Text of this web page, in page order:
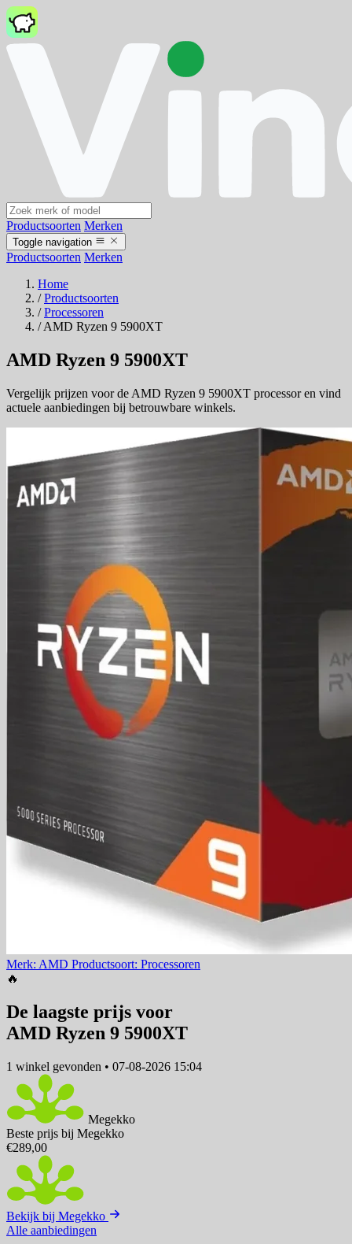
Productsoorten Merken
Toggle navigation
Productsoorten Merken
Home
/ Productsoorten
/ Processoren
/ AMD Ryzen 9 5900XT
AMD Ryzen 9 5900XT
Vergelijk prijzen voor de AMD Ryzen 9 5900XT processor en vind
actuele aanbiedingen bij betrouwbare winkels.
Merk: AMD Productsoort: Processoren
🔥
De laagste prijs voor
AMD Ryzen 9 5900XT
1 winkel gevonden • 07-08-2026 15:04
Megekko
Beste prijs bij Megekko
€289,00
Bekijk bij Megekko
Alle aanbiedingen